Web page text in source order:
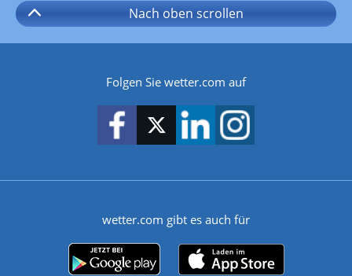
Nach oben scrollen
Folgen Sie wetter.com auf
wetter.com gibt es auch für